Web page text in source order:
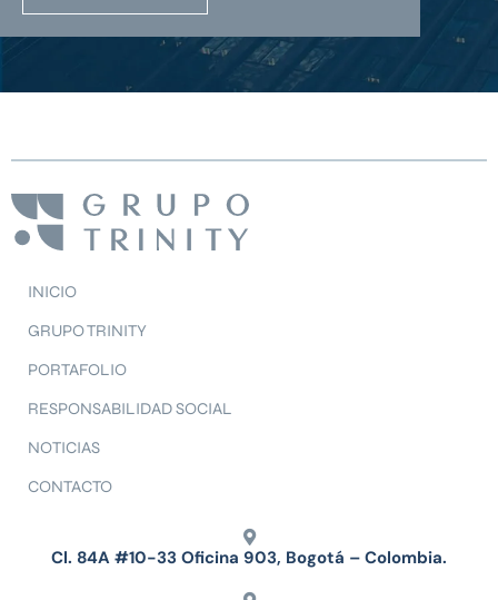
INICIO
GRUPO TRINITY
PORTAFOLIO
RESPONSABILIDAD SOCIAL
NOTICIAS
CONTACTO
Cl. 84A #10-33 Oficina 903, Bogotá – Colombia.